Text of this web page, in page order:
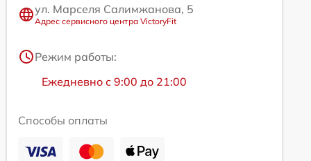
ул. Марселя Салимжанова, 5
Адрес сервисного центра VictoryFit
Режим работы:
Ежедневно с 9:00 до 21:00
Способы оплаты